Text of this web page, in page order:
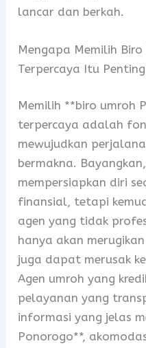
lancar dan berkah.
Mengapa Memilih
Terpercaya Itu
Memilih **biro umroh
terpercaya adalah
mewujudkan
bermakna.
mempersiapkan diri
finansial, tetapi
agen yang tidak
hanya akan
juga dapat merusak
Agen umroh yang
pelayanan yang
informasi yang jelas
Ponorogo**,